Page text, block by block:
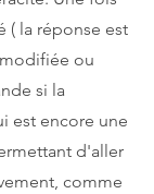
( la réponse est
ou
si la
est encore une
d'aller
comme